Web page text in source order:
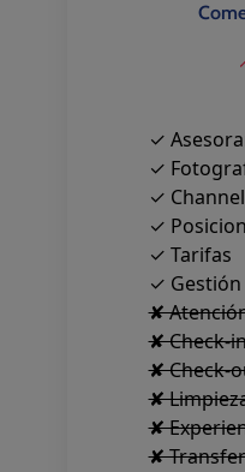
✓
✓
✓
✓
✓ Tarifas
✓ Gestión
✘
✘ Check-
✘ Check-
✘
✘
✘ Transfer